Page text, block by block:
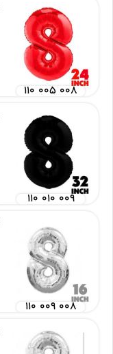
۱۱۰ ۰۰۵ ۰۰۸
۱۱۰ ۰۱۰ ۰۰۹
۱۱۰ ۰۰۹ ۰۰۸